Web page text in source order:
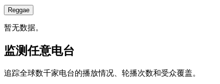
Reggae
暂无数据。
监测任意电台
追踪全球数千家电台的播放情况、轮播次数和受众覆盖。